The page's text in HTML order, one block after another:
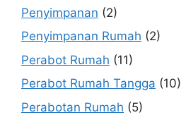
Penyimpanan (2)
Penyimpanan Rumah (2)
Perabot Rumah (11)
Perabot Rumah Tangga (10)
Perabotan Rumah (5)